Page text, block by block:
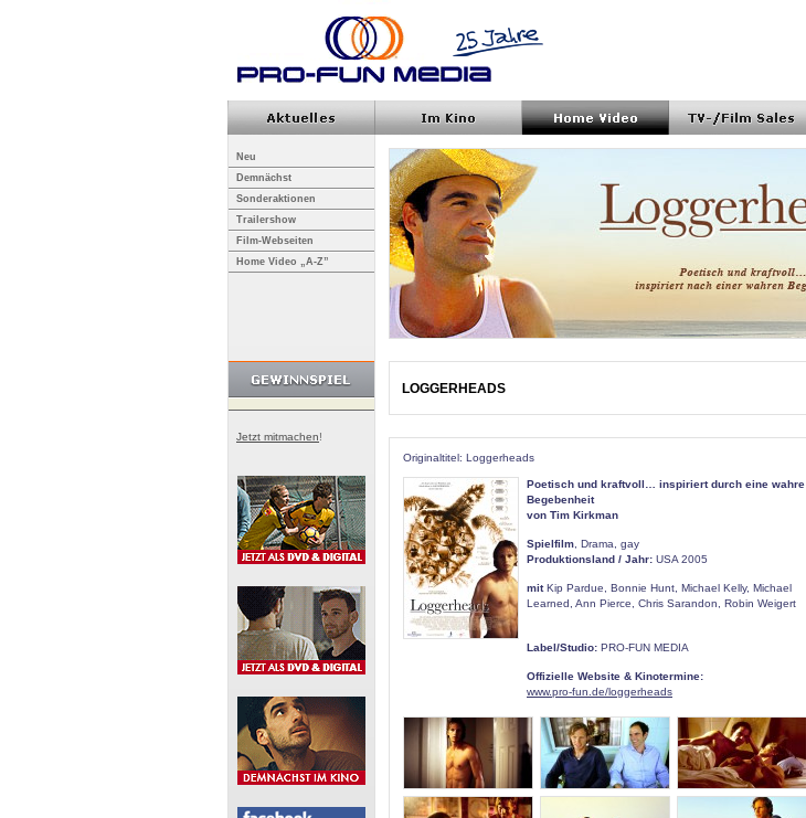
Neu
Demnächst
Sonderaktionen
Trailershow
Film-Webseiten
Home Video „A-Z”
Jetzt mitmachen!
LOGGERHEADS
Originaltitel: Loggerheads
Poetisch und kraftvoll… inspiriert durch eine wahre
Begebenheit
von Tim Kirkman
Spielfilm , Drama, gay
Produktionsland / Jahr: USA 2005
mitKip Pardue, Bonnie Hunt, Michael Kelly, Michael
Learned, Ann Pierce, Chris Sarandon, Robin Weigert
Label/Studio: PRO-FUN MEDIA
Offizielle Website & Kinotermine:
www.pro-fun.de/loggerheads